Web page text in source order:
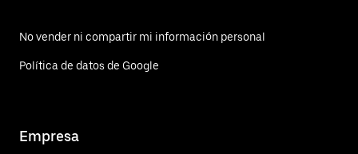
No vender ni compartir mi información personal
Política de datos de Google
Empresa